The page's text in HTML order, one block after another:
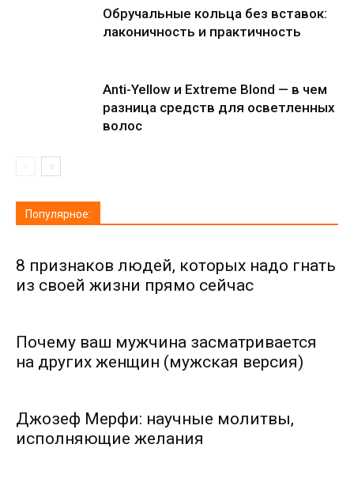
Обручальные кольца без вставок:
лаконичность и практичность
Anti-Yellow и Extreme Blond — в чем
разница средств для осветленных
волос
Популярное:
8 признаков людей, которых надо гнать
из своей жизни прямо сейчас
Почему ваш мужчина засматривается
на других женщин (мужская версия)
Джозеф Мерфи: научные молитвы,
исполняющие желания